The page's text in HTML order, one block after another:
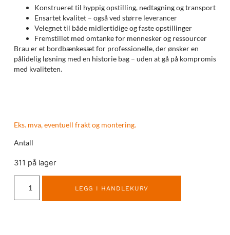
Konstrueret til hyppig opstilling, nedtagning og transport
Ensartet kvalitet – også ved større leverancer
Velegnet til både midlertidige og faste opstillinger
Fremstillet med omtanke for mennesker og ressourcer
Brau er et bordbænkesæt for professionelle, der ønsker en
pålidelig løsning med en historie bag – uden at gå på kompromis
med kvaliteten.
Eks. mva, eventuell frakt og montering.
Antall
311 på lager
LEGG I HANDLEKURV